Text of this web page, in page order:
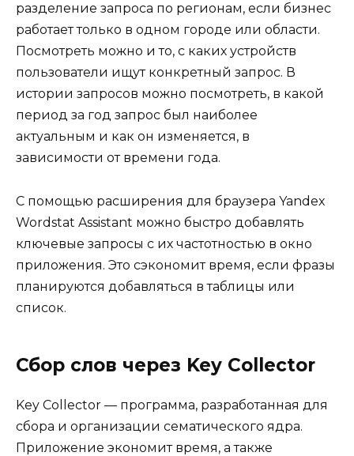
разделение запроса по регионам, если бизнес
работает только в одном городе или области.
Посмотреть можно и то, с каких устройств
пользователи ищут конкретный запрос. В
истории запросов можно посмотреть, в какой
период за год запрос был наиболее
актуальным и как он изменяется, в
зависимости от времени года.
С помощью расширения для браузера Yandex
Wordstat Assistant можно быстро добавлять
ключевые запросы с их частотностью в окно
приложения. Это сэкономит время, если фразы
планируются добавляться в таблицы или
список.
Сбор слов через Key Collector
Key Collector — программа, разработанная для
сбора и организации сематического ядра.
Приложение экономит время, а также